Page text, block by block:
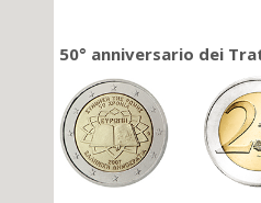
50° anniversario dei